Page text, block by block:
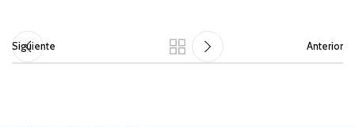
Siguiente Anterior